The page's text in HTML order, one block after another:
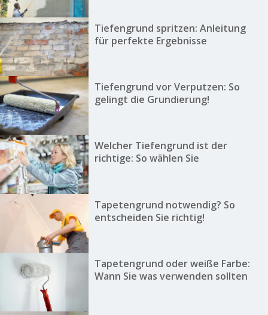
Tiefengrund spritzen: Anleitung
für perfekte Ergebnisse
Tiefengrund vor Verputzen: So
gelingt die Grundierung!
Welcher Tiefengrund ist der
richtige: So wählen Sie
Tapetengrund notwendig? So
entscheiden Sie richtig!
Tapetengrund oder weiße Farbe:
Wann Sie was verwenden sollten